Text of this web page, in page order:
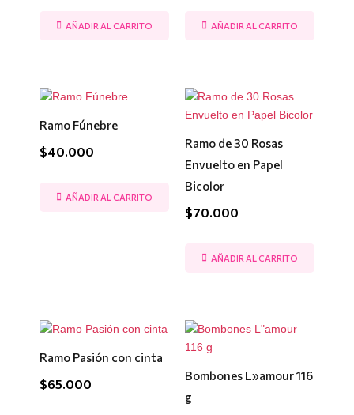
AÑADIR AL CARRITO AÑADIR AL CARRITO
Ramo Fúnebre
$40.000
AÑADIR AL CARRITO
Ramo de 30 Rosas
Envuelto en Papel
Bicolor
$70.000
AÑADIR AL CARRITO
Ramo Pasión con cinta
$65.000
Bombones L»amour 116
g